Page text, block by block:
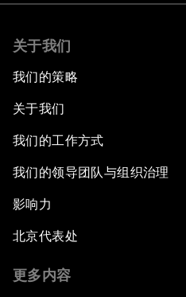
关于我们
我们的策略
关于我们
我们的工作方式
我们的领导团队与组织治理
影响力
北京代表处
更多内容